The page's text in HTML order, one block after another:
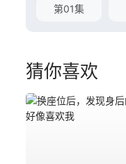
第01集
猜你喜欢